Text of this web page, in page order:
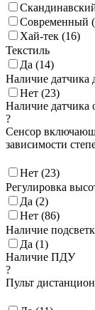
Современный (
Хай-тек (16)
Текстиль
Да (14)
Наличие датчика
Нет (23)
Наличие датчика
?
Сенсор
зависимости
Нет (23)
Регулировка
Да (2)
Нет (86)
Наличие
Да (1)
Наличие ПДУ
?
Пульт